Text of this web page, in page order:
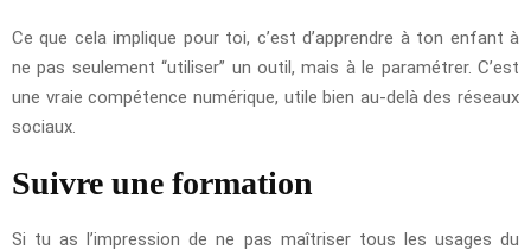
Ce que cela implique pour toi, c’est d’apprendre à ton enfant à
ne pas seulement “utiliser” un outil, mais à le paramétrer. C’est
une vraie compétence numérique, utile bien au-delà des réseaux
sociaux.
Suivre une formation
Si tu as l’impression de ne pas maîtriser tous les usages du